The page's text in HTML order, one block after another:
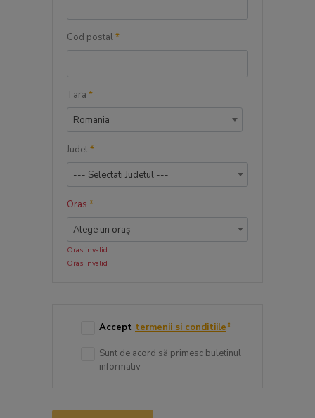
Cod postal*
Tara *
Romania
Judet*
--- Selectati Judetul ---
Oras *
Alege un oraș
Oras invalid
Oras invalid
Accept termenii si conditiile*
Sunt de acord să primesc buletinul
informativ